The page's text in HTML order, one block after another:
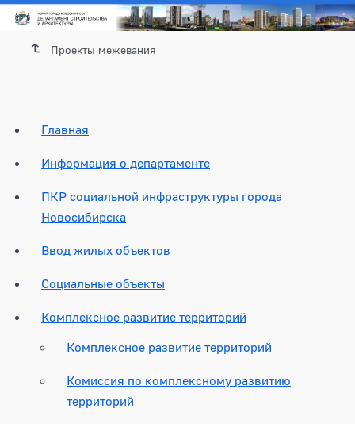
Проекты межевания
Главная
Информация о департаменте
ПКР социальной инфраструктуры города
Новосибирска
Ввод жилых объектов
Социальные объекты
Комплексное развитие территорий
Комплексное развитие территорий
Комиссия по комплексному развитию
территорий